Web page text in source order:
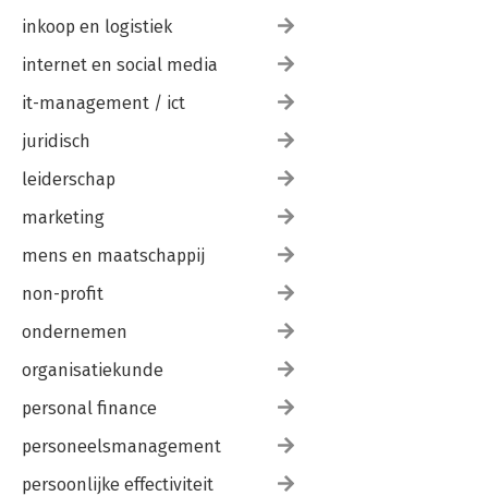
inkoop en logistiek
internet en social media
it-management / ict
juridisch
leiderschap
marketing
mens en maatschappij
non-profit
ondernemen
organisatiekunde
personal finance
personeelsmanagement
persoonlijke effectiviteit